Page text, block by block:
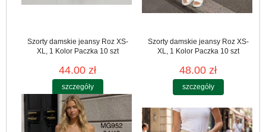
Szorty damskie jeansy Roz XS-
XL, 1 Kolor Paczka 10 szt
44.00 zł
szczegóły
Szorty damskie jeansy Roz XS-
XL, 1 Kolor Paczka 10 szt
48.00 zł
szczegóły